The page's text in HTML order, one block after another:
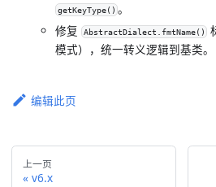
getKeyType() 。
修复
AbstractDialect.fmtName()
模式），统一转义逻辑到基类。
编辑此页
上一页
v6.x